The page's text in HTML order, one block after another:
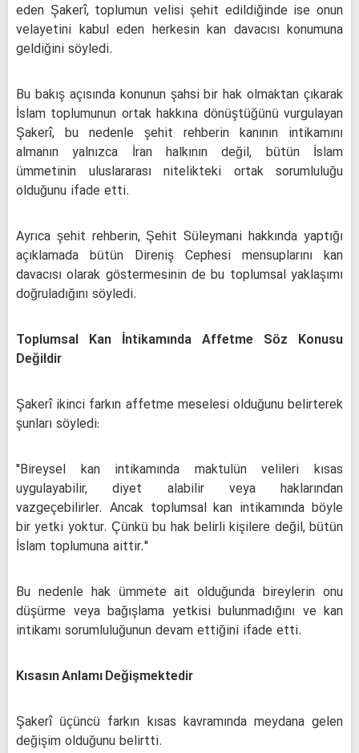
eden Şakerî, toplumun velisi şehit edildiğinde ise onun
velayetini kabul eden herkesin kan davacısı konumuna
geldiğini söyledi.
Bu bakış açısında konunun şahsi bir hak olmaktan çıkarak
İslam toplumunun ortak hakkına dönüştüğünü vurgulayan
Şakerî, bu nedenle şehit rehberin kanının intikamını
almanın yalnızca İran halkının değil, bütün İslam
ümmetinin uluslararası nitelikteki ortak sorumluluğu
olduğunu ifade etti.
Ayrıca şehit rehberin, Şehit Süleymani hakkında yaptığı
açıklamada bütün Direniş Cephesi mensuplarını kan
davacısı olarak göstermesinin de bu toplumsal yaklaşımı
doğruladığını söyledi.
Toplumsal Kan İntikamında Affetme Söz Konusu
Değildir
Şakerî ikinci farkın affetme meselesi olduğunu belirterek
şunları söyledi:
"Bireysel kan intikamında maktulün velileri kısas
uygulayabilir, diyet alabilir veya haklarından
vazgeçebilirler. Ancak toplumsal kan intikamında böyle
bir yetki yoktur. Çünkü bu hak belirli kişilere değil, bütün
İslam toplumuna aittir."
Bu nedenle hak ümmete ait olduğunda bireylerin onu
düşürme veya bağışlama yetkisi bulunmadığını ve kan
intikamı sorumluluğunun devam ettiğini ifade etti.
Kısasın Anlamı Değişmektedir
Şakerî üçüncü farkın kısas kavramında meydana gelen
değişim olduğunu belirtti.